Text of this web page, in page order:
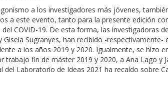
a los investigadores más jóvenes,
a este evento, tanto para la presente edición
COVID-19. De esta forma, las investigadoras
Gisela Sugranyes, han recibido -respectivamente-
a los años 2019 y 2020. Igualmente, se hizo
fin de máster 2019 y 2020, a Ana Lago y
Laboratorio de Ideas 2021 ha recaído sobre